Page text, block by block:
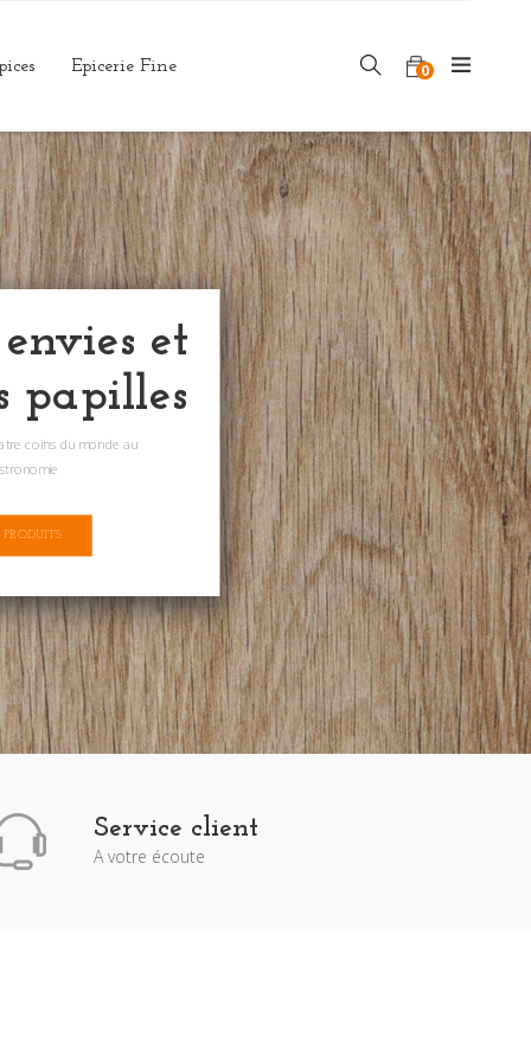
Epicerie Fine 0
et
papilles
coins du monde au
Service client
A votre écoute